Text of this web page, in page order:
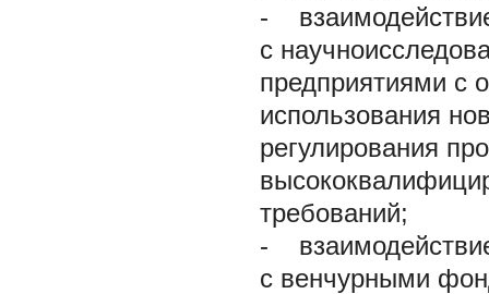
-
с
предприятиями с
использования
регулирования
требований;
-
с венчурными